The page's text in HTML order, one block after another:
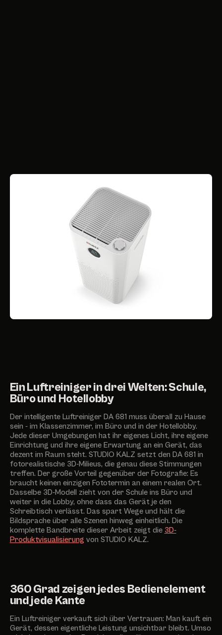
Ein Luftreiniger in drei Welten: Schule,
Büro und Hotellobby
Der intelligente Luftreiniger DA 681 muss überall zu Hause
sein - im Klassenzimmer, im Büro und in der Hotellobby.
Jede dieser Umgebungen hat ihr eigenes Licht, ihre eigene
Einrichtung und ihre eigene Erwartung an ein Gerät, das
dezent im Raum steht. STUDIO KALZ setzt den DA 681 in
fotorealistische 3D-Milieus, die genau diese Stimmungen
treffen. Der große Vorteil gegenüber der Fotografie: Es
braucht keinen einzigen Fototermin an einem realen Ort.
Dasselbe 3D-Modell zieht von der Schule ins Büro und
weiter in die Lobby, ohne dass das Gerät je den
Schreibtisch verlässt. Das spart Wege und hält die
Bildsprache über alle Szenen hinweg einheitlich. Die
komplette Bandbreite dieser Arbeit zeigt die 3D-
Produktvisualisierung von STUDIO KALZ.
360 Grad zeigen jedes Bedienelement
und jede Kante
Ein Luftreiniger verkauft sich über Vertrauen: Man kauft ein
Gerät, dessen eigentliche Leistung unsichtbar bleibt. Umso